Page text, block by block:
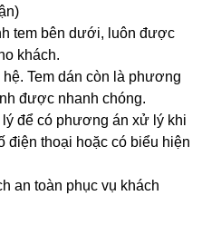
tem bên dưới, luôn được
khách.
Tem dán còn là phương
được nhanh chóng.
để có phương án xử lý khi
điện thoại hoặc có biểu hiện
an toàn phục vụ khách